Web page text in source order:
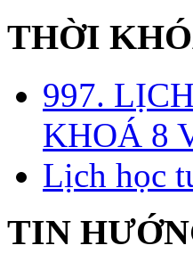
THỜI
997.
KHOÁ 8
Lịch học
TIN